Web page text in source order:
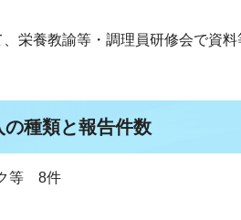
栄養教諭等・調理員研修会で資
種類と報告件数
等 8件